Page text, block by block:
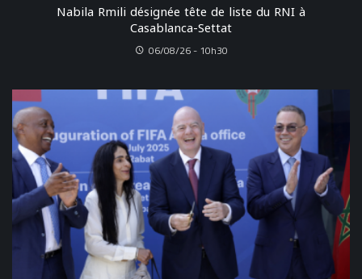
Nabila Rmili désignée tête de liste du RNI à
Casablanca-Settat
06/08/26 - 10h30